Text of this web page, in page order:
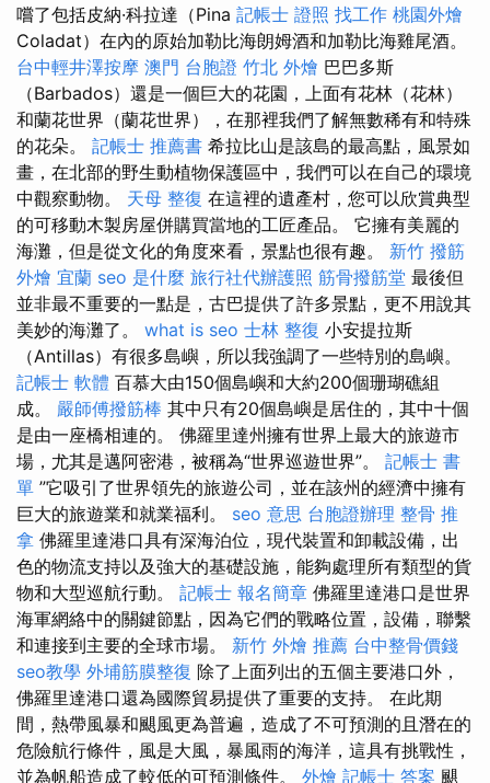
嚐了包括皮納·科拉達（Pina 記帳士 證照 找工作 桃園外燴
Coladat）在內的原始加勒比海朗姆酒和加勒比海雞尾酒。
台中輕井澤按摩 澳門 台胞證 竹北 外燴 巴巴多斯
（Barbados）還是一個巨大的花園，上面有花林（花林）
和蘭花世界（蘭花世界），在那裡我們了解無數稀有和特殊
的花朵。 記帳士 推薦書 希拉比山是該島的最高點，風景如
畫，在北部的野生動植物保護區中，我們可以在自己的環境
中觀察動物。 天母 整復 在這裡的遺產村，您可以欣賞典型
的可移動木製房屋併購買當地的工匠產品。 它擁有美麗的
海灘，但是從文化的角度來看，景點也很有趣。 新竹 撥筋
外燴 宜蘭 seo 是什麼 旅行社代辦護照 筋骨撥筋堂 最後但
並非最不重要的一點是，古巴提供了許多景點，更不用說其
美妙的海灘了。 what is seo 士林 整復 小安提拉斯
（Antillas）有很多島嶼，所以我強調了一些特別的島嶼。
記帳士 軟體 百慕大由150個島嶼和大約200個珊瑚礁組
成。 嚴師傅撥筋棒 其中只有20個島嶼是居住的，其中十個
是由一座橋相連的。 佛羅里達州擁有世界上最大的旅遊市
場，尤其是邁阿密港，被稱為“世界巡遊世界”。 記帳士 書
單 ”它吸引了世界領先的旅遊公司，並在該州的經濟中擁有
巨大的旅遊業和就業福利。 seo 意思 台胞證辦理 整骨 推
拿 佛羅里達港口具有深海泊位，現代裝置和卸載設備，出
色的物流支持以及強大的基礎設施，能夠處理所有類型的貨
物和大型巡航行動。 記帳士 報名簡章 佛羅里達港口是世界
海軍網絡中的關鍵節點，因為它們的戰略位置，設備，聯繫
和連接到主要的全球市場。 新竹 外燴 推薦 台中整骨價錢
seo教學 外埔筋膜整復 除了上面列出的五個主要港口外，
佛羅里達港口還為國際貿易提供了重要的支持。 在此期
間，熱帶風暴和颶風更為普遍，造成了不可預測的且潛在的
危險航行條件，風是大風，暴風雨的海洋，這具有挑戰性，
並為帆船造成了較低的可預測條件。 外燴 記帳士 答案 颶